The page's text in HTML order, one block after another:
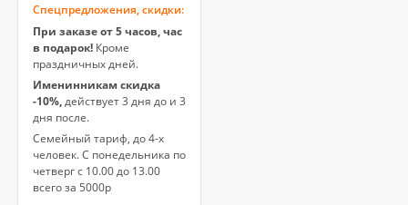
Спецпредложения, скидки:
При заказе от 5 часов, час
в подарок! Кроме
праздничных дней.
Именинникам скидка
-10%,действует 3 дня до и 3
дня после.
Семейный тариф, до 4-х
человек. С понедельника по
четверг с 10.00 до 13.00
всего за 5000р